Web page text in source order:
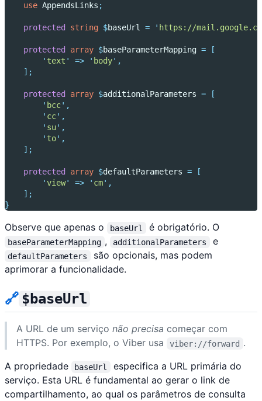
use AppendsLinks ;
protected string $baseUrl = ' https://
protected array $baseParameterMapping =
[
' text ' => ' body' ,
];
protected array $additionalParameters =
[
' bcc' ,
' cc' ,
' su' ,
' to' ,
];
protected array $defaultParameters =
[
'view' => ' cm' ,
];
}
Observe que apenas o baseUrl é obrigatório. O
baseParameterMapping , additionalParameters e
defaultParameters
são opcionais, mas podem
aprimorar a funcionalidade.
🔗 $baseUrl
A URL de um serviço não precisa começar com
HTTPS. Por exemplo, o Viber usa
viber://forward .
A propriedade
baseUrl
especifica a URL primária do
serviço. Esta URL é fundamental ao gerar o link de
compartilhamento, ao qual os parâmetros de consulta